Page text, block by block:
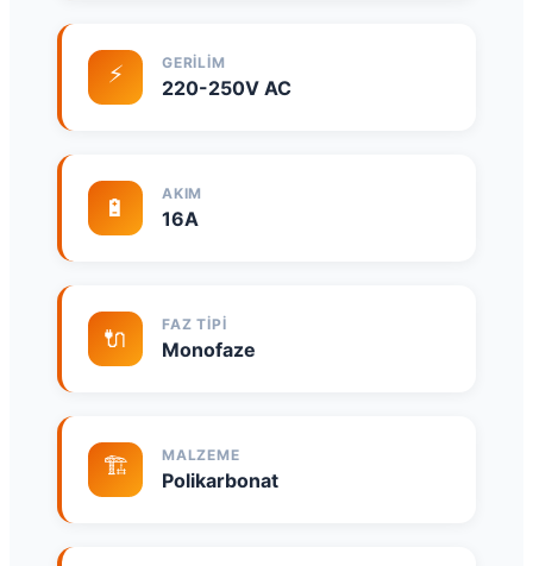
⚡ GERILIM
220-250V AC
🔋 AKIM
16A
🔌 FAZ TIPI
Monofaze
🏗️ MALZEME
Polikarbonat